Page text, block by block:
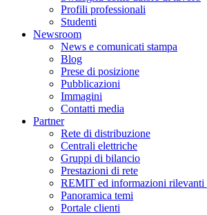
Profili professionali
Studenti
Newsroom
News e comunicati stampa
Blog
Prese di posizione
Pubblicazioni
Immagini
Contatti media
Partner
Rete di distribuzione
Centrali elettriche
Gruppi di bilancio
Prestazioni di rete
REMIT ed informazioni rilevanti
Panoramica temi
Portale clienti